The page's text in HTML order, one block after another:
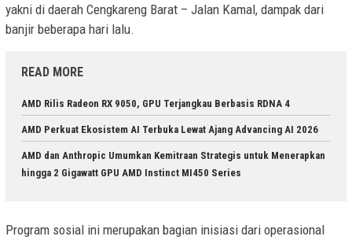
yakni di daerah Cengkareng Barat – Jalan Kamal, dampak dari
banjir beberapa hari lalu.
READ MORE
AMD Rilis Radeon RX 9050, GPU Terjangkau Berbasis RDNA 4
AMD Perkuat Ekosistem AI Terbuka Lewat Ajang Advancing AI 2026
AMD dan Anthropic Umumkan Kemitraan Strategis untuk Menerapkan
hingga 2 Gigawatt GPU AMD Instinct MI450 Series
Program sosial ini merupakan bagian inisiasi dari operasional